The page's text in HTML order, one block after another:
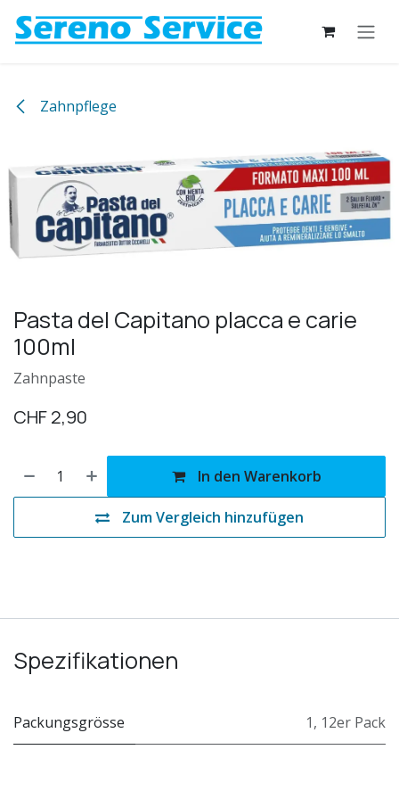
Zahnpflege
Pasta del Capitano placca e carie
100ml
Zahnpaste
CHF2,90
In den Warenkorb
Zum Vergleich hinzufügen
Spezifikationen
Packungsgrösse 1, 12er Pack